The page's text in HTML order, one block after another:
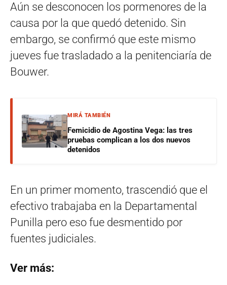
Aún se desconocen los pormenores de la
causa por la que quedó detenido. Sin
embargo, se confirmó que este mismo
jueves fue trasladado a la penitenciaría de
Bouwer.
MIRÁ TAMBIÉN
Femicidio de Agostina Vega: las tres
pruebas complican a los dos nuevos
detenidos
En un primer momento, trascendió que el
efectivo trabajaba en la Departamental
Punilla pero eso fue desmentido por
fuentes judiciales.
Ver más: